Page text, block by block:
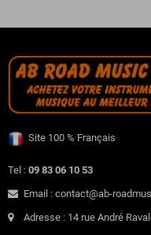
Site 100 % Français
Tel : 09 83 06 10 53
Email : contact@ab-
Adresse : 14 rue André